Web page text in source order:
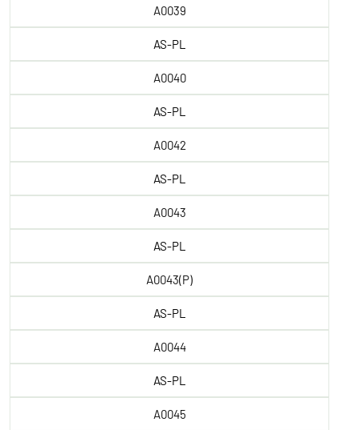
A0039
AS-PL
A0040
AS-PL
A0042
AS-PL
A0043
AS-PL
A0043(P)
AS-PL
A0044
AS-PL
A0045